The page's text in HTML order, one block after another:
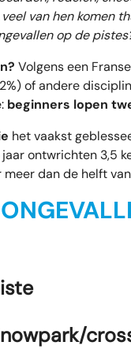
van hen komen
op de
Volgens een
of andere
beginners lopen
het vaakst
ontwrichten 3,5
dan de helft